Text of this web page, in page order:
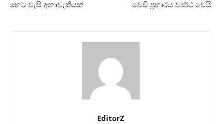
හෙට වැසි අනාවැකියක්
වෙඩි ප්‍රහාරය ව්‍යර්ථ වෙයි
EditorZ